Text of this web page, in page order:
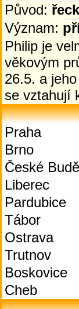
Původ:
Význam:
Philip je
věkovým
26.5. a
se vztahují
Praha
Brno
České
Liberec
Pardubice
Tábor
Ostrava
Trutnov
Boskovice
Cheb